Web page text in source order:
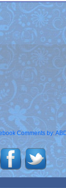
Comments by: